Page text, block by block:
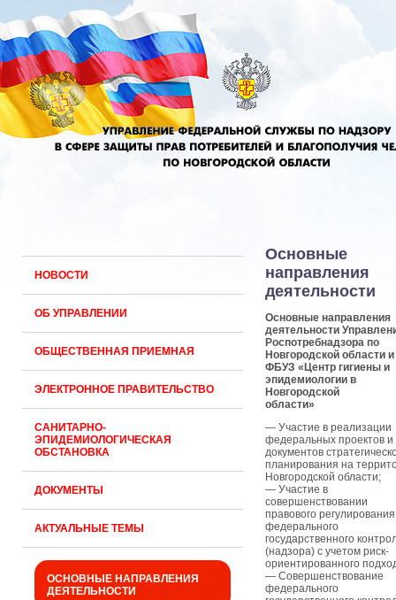
НОВОСТИ
ОБ УПРАВЛЕНИИ
ОБЩЕСТВЕННАЯ ПРИЕМНАЯ
ЭЛЕКТРОННОЕ ПРАВИТЕЛЬСТВО
САНИТАРНО-
ЭПИДЕМИОЛОГИЧЕСКАЯ
ОБСТАНОВКА
ДОКУМЕНТЫ
АКТУАЛЬНЫЕ ТЕМЫ
ОСНОВНЫЕ НАПРАВЛЕНИЯ
ДЕЯТЕЛЬНОСТИ
Основные
направления
деятельности
Основные направления
деятельности
Роспотребнадзора по
Новгородской области и
ФБУЗ «Центр гигиены и
эпидемиологии в
Новгородской
области»
— Участие в реализации
федеральных проектов и
документов
планирования на
Новгородской области;
— Участие в
совершенствовании
правового регулирования
федерального
государственного
(надзора) с учетом риск-
ориентированного
— Совершенствование
федерального